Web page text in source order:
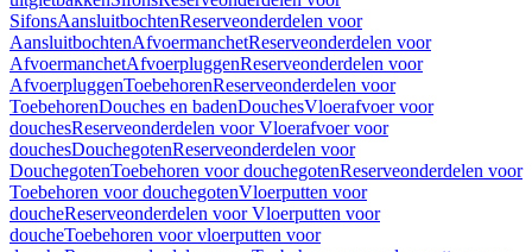
SifonsAansluitbochtenReserveonderdelen voor
AansluitbochtenAfvoermanchetReserveonderdelen voor
AfvoermanchetAfvoerpluggenReserveonderdelen voor
AfvoerpluggenToebehorenReserveonderdelen voor
ToebehorenDouches en badenDouchesVloerafvoer voor
douchesReserveonderdelen voor Vloerafvoer voor
douchesDouchegotenReserveonderdelen voor
DouchegotenToebehoren voor douchegotenReserveonderdelen voor
Toebehoren voor douchegotenVloerputten voor
doucheReserveonderdelen voor Vloerputten voor
doucheToebehoren voor vloerputten voor